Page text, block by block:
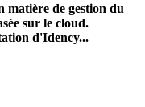
matière de gestion du
sur le cloud.
d'Idency...